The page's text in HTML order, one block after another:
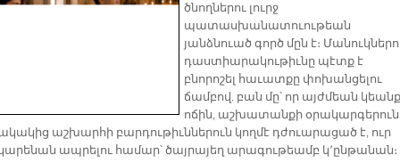
ծնողներու լուրջ
պատասխանատուութեան
յանձնուած գործ մըն է։
դաստիարակութիւնը պէտք է
բնորոշել հաւատքը փոխանցելու
ճամբով. բան մը՝ որ այժմեան
ոճին, աշխատանքի
աշխարհի բարդութիւններուն կողմէ դժուարացած է, ուր
ապրելու համար՝ ծայրայեղ արագութեամբ կ՚ընթանան։